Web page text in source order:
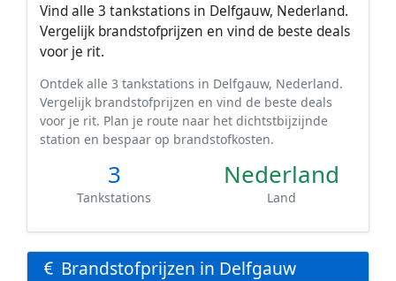
Vind alle 3 tankstations in Delfgauw, Nederland.
Vergelijk brandstofprijzen en vind de beste deals
voor je rit.
Ontdek alle 3 tankstations in Delfgauw, Nederland.
Vergelijk brandstofprijzen en vind de beste deals
voor je rit. Plan je route naar het dichtstbijzijnde
station en bespaar op brandstofkosten.
3
Tankstations
Nederland
Land
Brandstofprijzen in Delfgauw